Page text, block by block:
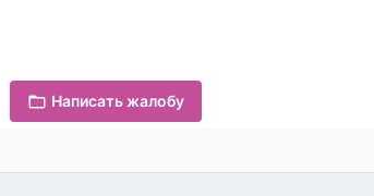
Написать жалобу